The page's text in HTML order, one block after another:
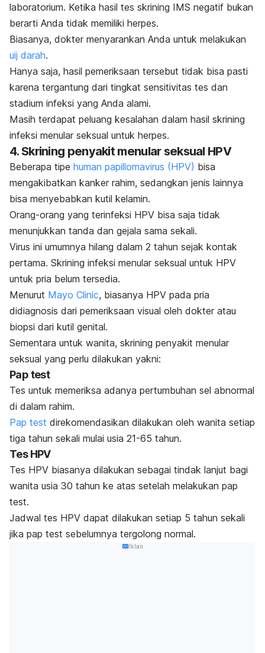
laboratorium. Ketika hasil tes skrining IMS negatif bukan
berarti Anda tidak memiliki herpes.
Biasanya, dokter menyarankan Anda untuk melakukan
uij darah.
Hanya saja, hasil pemeriksaan tersebut tidak bisa pasti
karena tergantung dari tingkat sensitivitas tes dan
stadium infeksi yang Anda alami.
Masih terdapat peluang kesalahan dalam hasil skrining
infeksi menular seksual untuk herpes.
4. Skrining penyakit menular seksual HPV
Beberapa tipe human papillomavirus (HPV) bisa
mengakibatkan kanker rahim, sedangkan jenis lainnya
bisa menyebabkan kutil kelamin.
Orang-orang yang terinfeksi HPV bisa saja tidak
menunjukkan tanda dan gejala sama sekali.
Virus ini umumnya hilang dalam 2 tahun sejak kontak
pertama. Skrining infeksi menular seksual untuk HPV
untuk pria belum tersedia.
Menurut Mayo Clinic, biasanya HPV pada pria
didiagnosis dari pemeriksaan visual oleh dokter atau
biopsi dari kutil genital.
Sementara untuk wanita, skrining penyakit menular
seksual yang perlu dilakukan yakni:
Pap test
Tes untuk memeriksa adanya pertumbuhan sel abnormal
di dalam rahim.
Pap test direkomendasikan dilakukan oleh wanita setiap
tiga tahun sekali mulai usia 21-65 tahun.
Tes HPV
Tes HPV biasanya dilakukan sebagai tindak lanjut bagi
wanita usia 30 tahun ke atas setelah melakukan pap
test.
Jadwal tes HPV dapat dilakukan setiap 5 tahun sekali
jika pap test sebelumnya tergolong normal.
Iklan